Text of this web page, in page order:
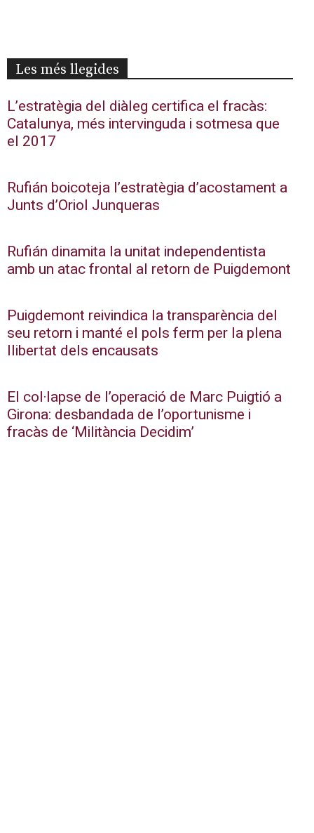
Les més llegides
L’estratègia del diàleg certifica el fracàs:
Catalunya, més intervinguda i sotmesa que
el 2017
Rufián boicoteja l’estratègia d’acostament a
Junts d’Oriol Junqueras
Rufián dinamita la unitat independentista
amb un atac frontal al retorn de Puigdemont
Puigdemont reivindica la transparència del
seu retorn i manté el pols ferm per la plena
llibertat dels encausats
El col·lapse de l’operació de Marc Puigtió a
Girona: desbandada de l’oportunisme i
fracàs de ‘Militància Decidim’